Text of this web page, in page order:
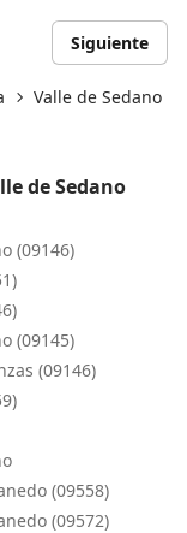
Siguiente
Valle de Sedano
de Sedano
(09146)
(09145)
(09146)
(09558)
(09572)